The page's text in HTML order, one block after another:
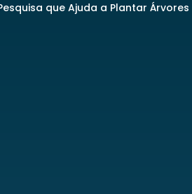
que Ajuda a Plantar Árvores